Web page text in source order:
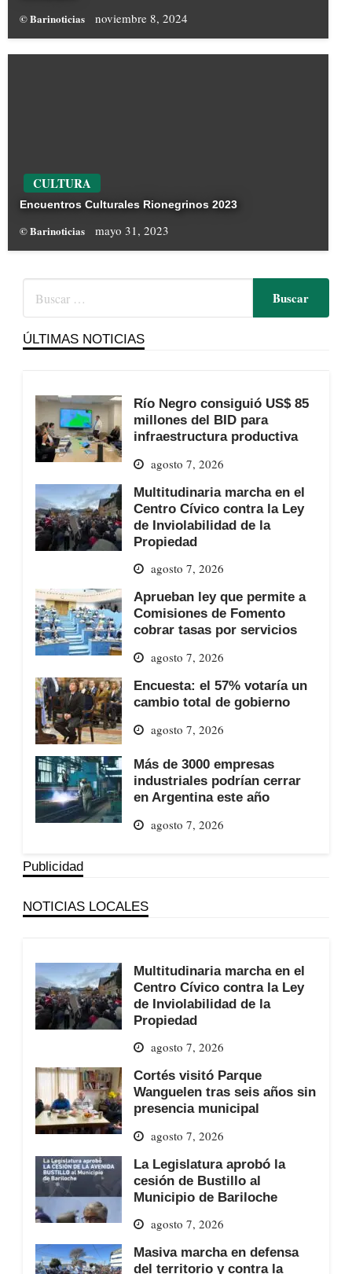
© Barinoticias noviembre 8, 2024
CULTURA
Encuentros Culturales Rionegrinos 2023
© Barinoticias mayo 31, 2023
ÚLTIMAS NOTICIAS
Río Negro consiguió US$ 85
millones del BID para
infraestructura productiva
agosto 7, 2026
Multitudinaria marcha en el
Centro Cívico contra la Ley
de Inviolabilidad de la
Propiedad
agosto 7, 2026
Aprueban ley que permite a
Comisiones de Fomento
cobrar tasas por servicios
agosto 7, 2026
Encuesta: el 57% votaría un
cambio total de gobierno
agosto 7, 2026
Más de 3000 empresas
industriales podrían cerrar
en Argentina este año
agosto 7, 2026
Publicidad
NOTICIAS LOCALES
Multitudinaria marcha en el
Centro Cívico contra la Ley
de Inviolabilidad de la
Propiedad
agosto 7, 2026
Cortés visitó Parque
Wanguelen tras seis años sin
presencia municipal
agosto 7, 2026
La Legislatura aprobó la
cesión de Bustillo al
Municipio de Bariloche
agosto 7, 2026
Masiva marcha en defensa
del territorio y contra la